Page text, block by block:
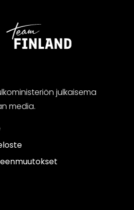
julkaisema
media.